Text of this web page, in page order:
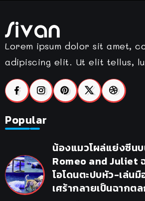
Lorem ipsum dolor sit amet,
adipiscing elit. Ut elit tellus,
Popular
น้องแมวโผล่แย่งซีนบ
Romeo and Juliet
โอโดนตะปบหัว-เล่น
เศร้ากลายเป็นฉากต